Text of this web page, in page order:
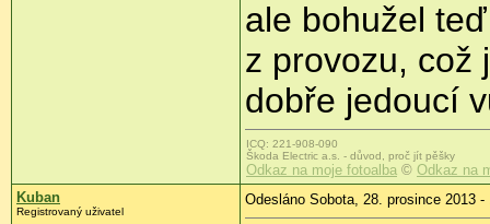
ale bohužel
z provozu, což
dobře jedoucí
ICQ: 221-908-090
Škoda Electric a.s. - důvod, proč jít pěšky
Odkaz na moje fotoalba © Odkaz na
Kuban
Registrovaný uživatel
Odesláno Sobota, 28. prosince 2013 -